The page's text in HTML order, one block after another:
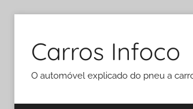
conteúdo
Carros Infoco
O automóvel explicado do pneu a